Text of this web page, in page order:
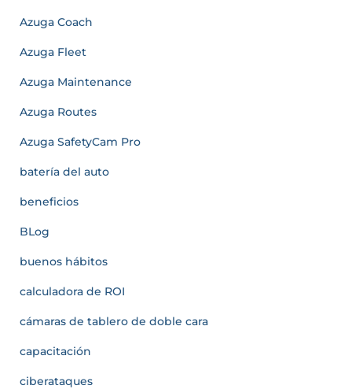
Azuga Coach
Azuga Fleet
Azuga Maintenance
Azuga Routes
Azuga SafetyCam Pro
batería del auto
beneficios
BLog
buenos hábitos
calculadora de ROI
cámaras de tablero de doble cara
capacitación
ciberataques